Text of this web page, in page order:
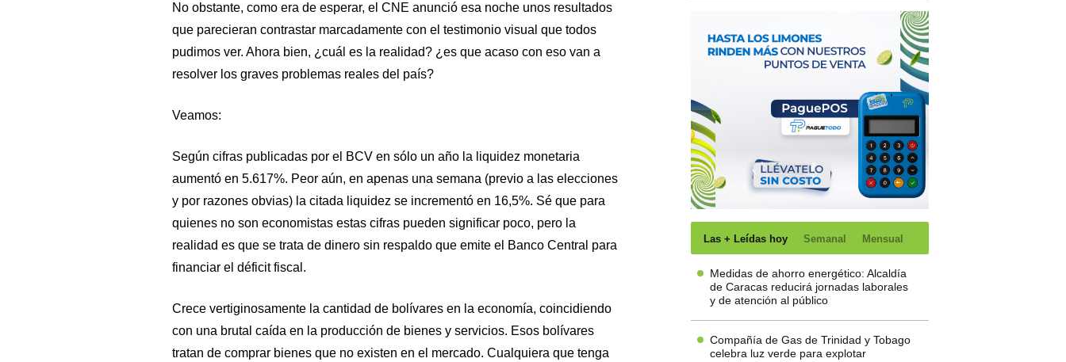
No obstante, como era de esperar, el CNE anunció esa noche unos resultados
que parecieran contrastar marcadamente con el testimonio visual que todos
pudimos ver. Ahora bien, ¿cuál es la realidad? ¿es que acaso con eso van a
resolver los graves problemas reales del país?
Veamos:
Según cifras publicadas por el BCV en sólo un año la liquidez monetaria
aumentó en 5.617%. Peor aún, en apenas una semana (previo a las elecciones
y por razones obvias) la citada liquidez se incrementó en 16,5%. Sé que para
quienes no son economistas estas cifras pueden significar poco, pero la
realidad es que se trata de dinero sin respaldo que emite el Banco Central para
financiar el déficit fiscal.
Crece vertiginosamente la cantidad de bolívares en la economía, coincidiendo
con una brutal caída en la producción de bienes y servicios. Esos bolívares
tratan de comprar bienes que no existen en el mercado. Cualquiera que tenga
Las + Leídas hoy Semanal Mensual
Medidas de ahorro energético: Alcaldía
de Caracas reducirá jornadas laborales
y de atención al público
Compañía de Gas de Trinidad y Tobago
celebra luz verde para explotar